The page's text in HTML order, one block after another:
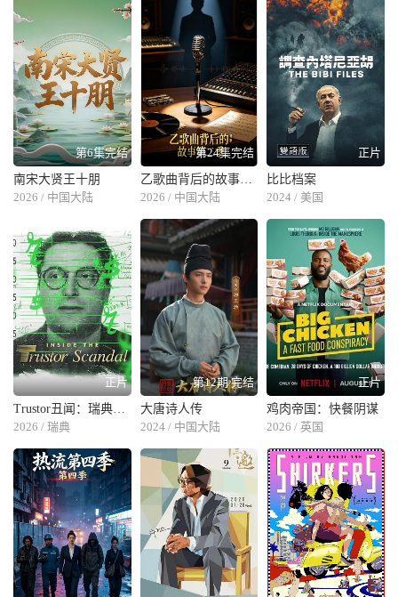
第6集完结
南宋大贤王十朋
2026 / 中国大陆
第24集完结
乙歌曲背后的故事第二季
2026 / 中国大陆
正片
比比档案
2024 / 美国
正片
2026 / 瑞典
第12期 完结
大唐诗人传
2024 / 中国大陆
正片
鸡肉帝国：快餐阴谋
2026 / 英国